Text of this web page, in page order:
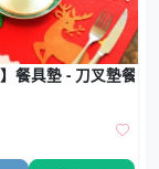
】餐具墊 - 刀叉墊餐桌